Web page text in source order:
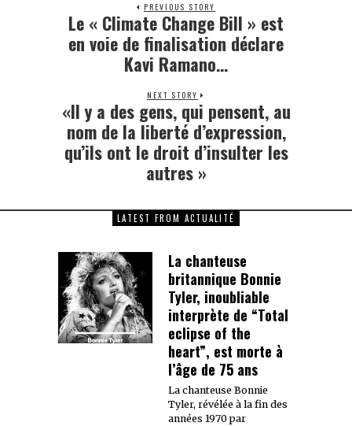
PREVIOUS STORY
Previous
post:
Le « Climate Change Bill » est
en voie de finalisation déclare
Kavi Ramano…
NEXT STORY
Next
post:
«Il y a des gens, qui pensent, au
nom de la liberté d’expression,
qu’ils ont le droit d’insulter les
autres »
LATEST FROM ACTUALITÉ
La chanteuse
britannique Bonnie
Tyler, inoubliable
interprète de “Total
eclipse of the
heart”, est morte à
l’âge de 75 ans
La chanteuse Bonnie
Tyler, révélée à la fin des
années 1970 par